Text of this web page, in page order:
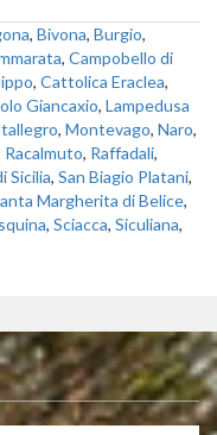
, Bivona, Burgio,
, Campobello di
, Cattolica Eraclea,
Giancaxio, Lampedusa
, Montevago, Naro,
Racalmuto, Raffadali,
Sicilia, San Biagio Platani,
Margherita di Belice,
, Sciacca, Siculiana,